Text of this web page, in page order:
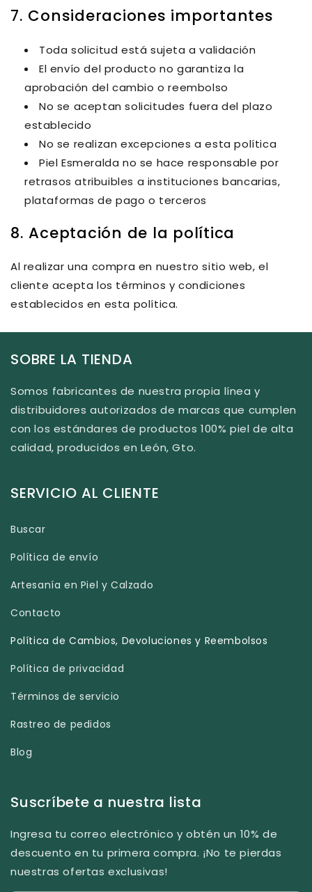
7. Consideraciones importantes
Toda solicitud está sujeta a validación
El envío del producto no garantiza la
aprobación del cambio o reembolso
No se aceptan solicitudes fuera del plazo
establecido
No se realizan excepciones a esta política
Piel Esmeralda no se hace responsable por
retrasos atribuibles a instituciones bancarias,
plataformas de pago o terceros
8. Aceptación de la política
Al realizar una compra en nuestro sitio web, el
cliente acepta los términos y condiciones
establecidos en esta política.
SOBRE LA TIENDA
Somos fabricantes de nuestra propia línea y
distribuidores autorizados de marcas que cumplen
con los estándares de productos 100% piel de alta
calidad, producidos en León, Gto.
SERVICIO AL CLIENTE
Buscar
Política de envío
Artesanía en Piel y Calzado
Contacto
Política de Cambios, Devoluciones y Reembolsos
Política de privacidad
Términos de servicio
Rastreo de pedidos
Blog
Suscríbete a nuestra lista
Ingresa tu correo electrónico y obtén un 10% de
descuento en tu primera compra. ¡No te pierdas
nuestras ofertas exclusivas!